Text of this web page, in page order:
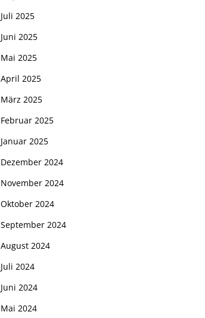
Juli 2025
Juni 2025
Mai 2025
April 2025
März 2025
Februar 2025
Januar 2025
Dezember 2024
November 2024
Oktober 2024
September 2024
August 2024
Juli 2024
Juni 2024
Mai 2024